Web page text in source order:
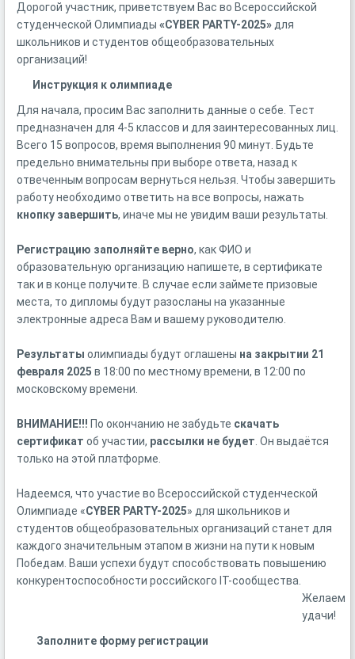
Дорогой участник, приветствуем Вас во Всероссийской
студенческой Олимпиады «CYBER PARTY-2025» для
школьников и студентов общеобразовательных
организаций!
Инструкция к олимпиаде
Для начала, просим Вас заполнить данные о себе. Тест
предназначен для 4-5 классов и для заинтересованных лиц.
Всего 15 вопросов, время выполнения 90 минут. Будьте
предельно внимательны при выборе ответа, назад к
отвеченным вопросам вернуться нельзя. Чтобы завершить
работу необходимо ответить на все вопросы, нажать
кнопку завершить, иначе мы не увидим ваши результаты.
Регистрацию заполняйте верно, как ФИО и
образовательную организацию напишете, в сертификате
так и в конце получите. В случае если займете призовые
места, то дипломы будут разосланы на указанные
электронные адреса Вам и вашему руководителю.
Результаты олимпиады будут оглашены на закрытии 21
февраля 2025 в 18:00 по местному времени, в 12:00 по
московскому времени.
ВНИМАНИЕ!!! По окончанию не забудьте скачать
сертификат об участии, рассылки не будет . Он выдаётся
только на этой платформе.
Надеемся, что участие во Всероссийской студенческой
Олимпиаде «CYBER PARTY-2025» для школьников и
студентов общеобразовательных организаций станет для
каждого значительным этапом в жизни на пути к новым
Победам. Ваши успехи будут способствовать повышению
конкурентоспособности российского IT-сообщества.
Желаем
удачи!
Заполните форму регистрации